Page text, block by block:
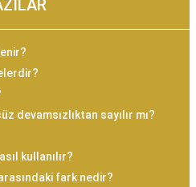
devamsızlıktan sayılır mı?
kullanılır?
fark nedir?